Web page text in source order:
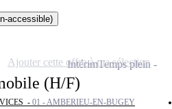
accessible)
(H/F)
- 01 - AMBERIEU-EN-BUGEY
IntérimTemps plein
Ajouter cette offre à ma sélection